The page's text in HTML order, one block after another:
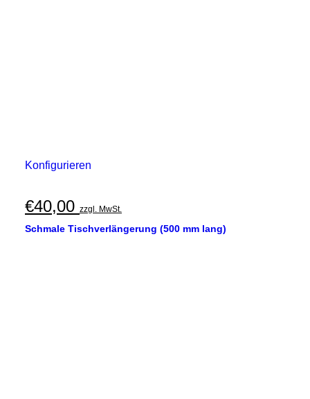
Konfigurieren
€40,00 zzgl. MwSt.
Schmale Tischverlängerung (500 mm lang)